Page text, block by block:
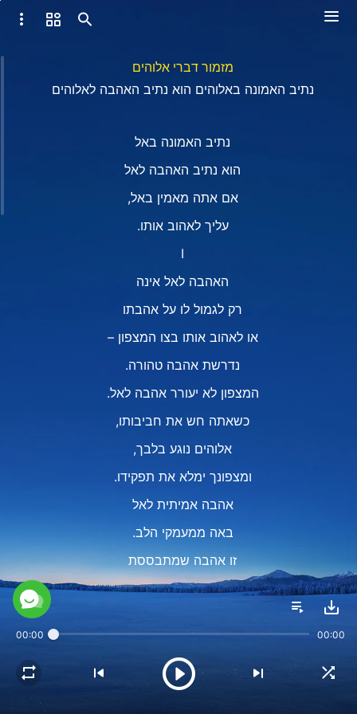
מזמור דברי אלוהים
נתיב האמונה באלוהים הוא נתיב האהבה לאלוהים
נתיב האמונה באל
הוא נתיב האהבה לאל
אם אתה מאמין באל,
עליך לאהוב אותו.
I
האהבה לאל אינה
רק לגמול לו על אהבתו
או לאהוב אותו בצו המצפון –
נדרשת אהבה טהורה.
המצפון לא יעורר אהבה לאל.
כשאתה חש את חביבותו,
אלוהים נוגע בלבך,
ומצפונך ימלא את תפקידו.
אהבה אמיתית לאל
באה ממעמקי הלב.
זו אהבה שמתבססת
על הכרת אל אמיתית.
כשהאדם זוכה בהכרה בלבו,
00:00 00:00